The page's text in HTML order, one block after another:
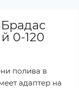
0-120
полива в
адаптер на